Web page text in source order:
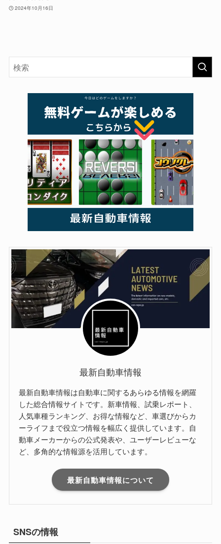
2024年10月16日
最新自動車情報
最新自動車情報は自動車に関するあらゆる情報を網羅
した総合情報サイトです。新車情報、試乗レポート、
人気車種ランキング、お得な情報など、車選びからカ
ーライフまで役立つ情報を幅広く提供しています。自
動車メーカーからの公式発表や、ユーザーレビューな
ど、多角的な情報源を活用しています。
最新自動車情報について
SNSの情報